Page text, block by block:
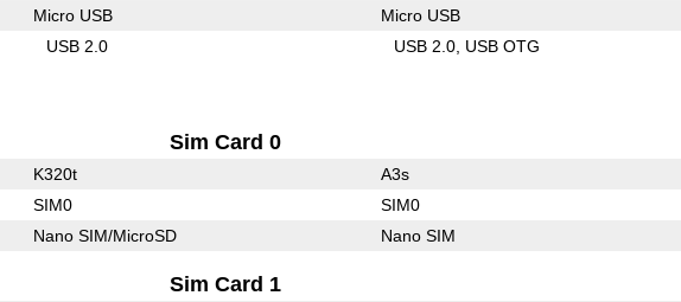
Micro USB Micro USB
USB 2.0 USB 2.0 USB OTG
Sim Card 0
K320t A3s
SIM0 SIM0
Nano SIM/MicroSD Nano SIM
Sim Card 1